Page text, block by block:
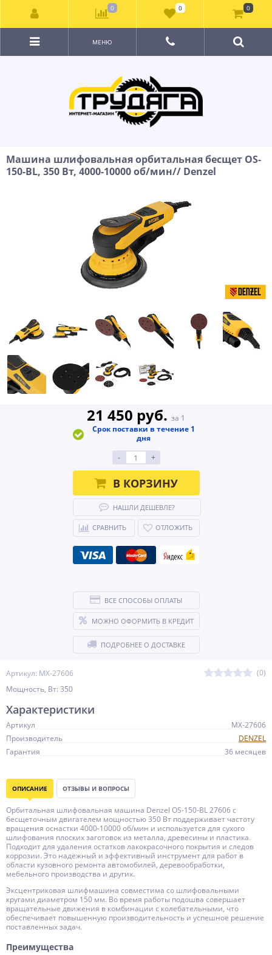
МЕНЮ
Машина шлифовальная орбитальная бесщет OS-
150-BL, 350 Вт, 4000-10000 об/мин// Denzel
Артикул: MX-27606
(0)
Мощность, Вт: 350
21 450 руб. за 1
Срок поставки в течение 1
дня
-
+
В КОРЗИНУ
НАШЛИ ДЕШЕВЛЕ?
СРАВНИТЬ ОТЛОЖИТЬ
ВСЕ СПОСОБЫ ОПЛАТЫ
МОЖНО ОФОРМИТЬ В КРЕДИТ
ПОДРОБНЕЕ О ДОСТАВКЕ
Характеристики
Артикул
MX-27606
Производитель
DENZEL
Гарантия
36 месяцев
ОПИСАНИЕ ОТЗЫВЫ И ВОПРОСЫ
Орбитальная шлифовальная машина Denzel OS-150-BL 27606 с
бесщеточным двигателем мощностью 350 Вт поддерживает частоту
вращения оснастки 4000-10000 об/мин и используется для сухого
шлифования плоских заготовок из металла, древесины и пластика.
Подходит для удаления остатков лакокрасочного покрытия и следов
коррозии. Это надежный и эффективный инструмент для работ в
области кузовного ремонта автомобилей, деревообработки,
мебельного производства и других.
Эксцентриковая шлифмашина совместима со шлифовальными
кругами диаметром 150 мм. Во время работы подошва совершает
вращательные движения в комбинации с колебательными, что
обеспечивает повышенную производительность и успешное решение
поставленных задач.
Преимущества
0 0 0